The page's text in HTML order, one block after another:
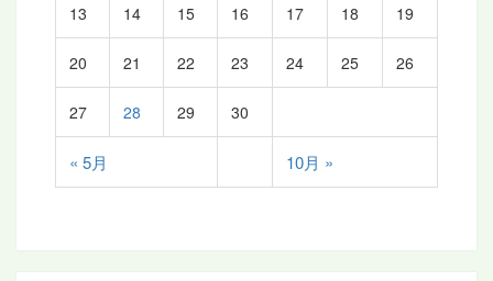
« 5月 10月 »
13 14 15 16 17 18 19
20 21 22 23 24 25 26
27 28 29 30